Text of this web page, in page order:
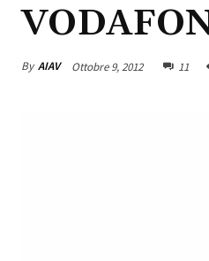
By AIAV Ottobre 9, 2012 11